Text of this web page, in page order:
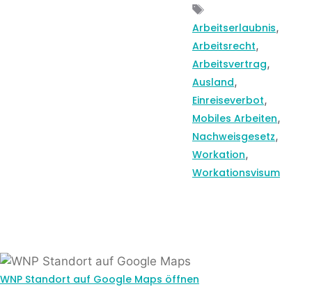
Arbeitserlaubnis,
Arbeitsrecht,
Arbeitsvertrag,
Ausland,
Einreiseverbot,
Mobiles Arbeiten,
Nachweisgesetz,
Workation,
Workationsvisum
WNP Standort auf Google Maps öffnen